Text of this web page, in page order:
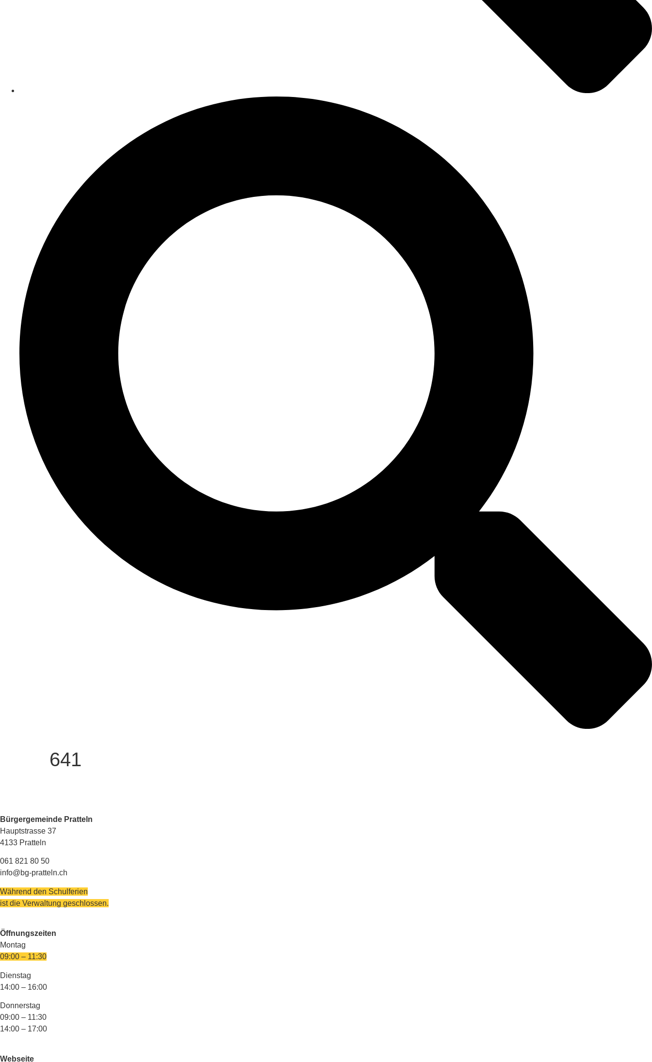
641
Bürgergemeinde Pratteln
Hauptstrasse 37
4133 Pratteln
061 821 80 50
info@bg-pratteln.ch
Während den Schulferien
ist die Verwaltung geschlossen.
Öffnungszeiten
Montag
09:00 – 11:30
Dienstag
14:00 – 16:00
Donnerstag
09:00 – 11:30
14:00 – 17:00
Webseite